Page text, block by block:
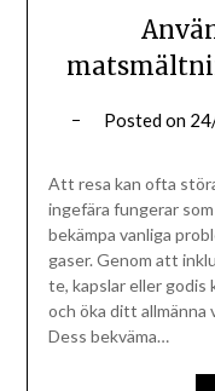
Posted on
Att resa kan ofta
ingefära fungerar
bekämpa vanliga
gaser. Genom att
te, kapslar eller godis
och öka ditt allmänna
Dess bekväma…